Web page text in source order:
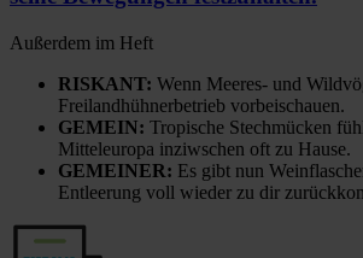
Außerdem im Heft
RISKANT: Wenn Meeres- und
Freilandhühnerbetrieb vorbeischauen.
GEMEIN: Tropische Stechmücken
Mitteleuropa inziwschen oft zu Hause.
GEMEINER: Es gibt nun
Entleerung voll wieder zu dir